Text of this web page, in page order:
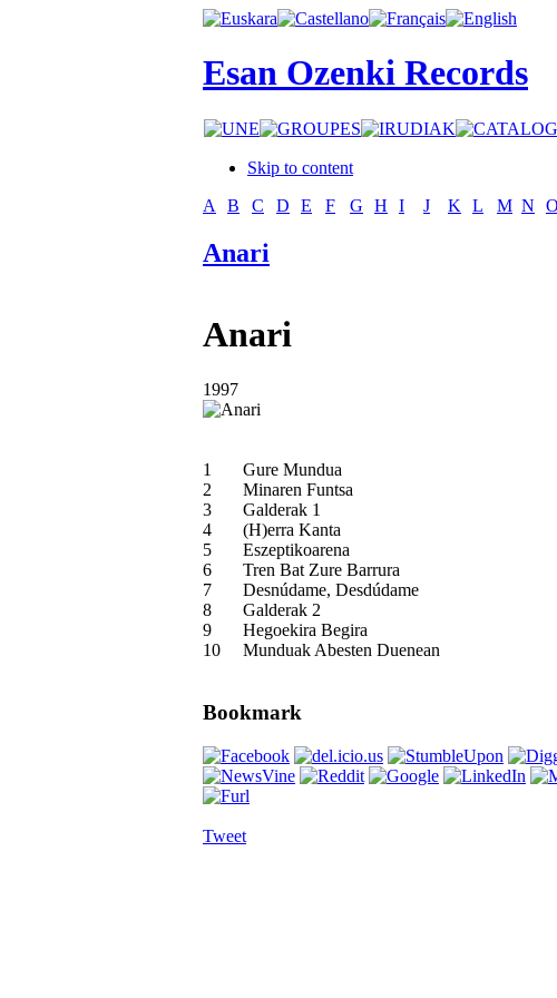
Esan Ozenki Records
Skip to content
A
B C D E F G H I J K L M N O
Anari
Anari
1997
1
Gure Mundua
2
Minaren Funtsa
3
Galderak 1
4
(H)erra Kanta
5
Eszeptikoarena
6
Tren Bat Zure Barrura
7
Desnúdame, Desdúdame
8
Galderak 2
9
Hegoekira Begira
10
Munduak Abesten Duenean
Bookmark
Tweet